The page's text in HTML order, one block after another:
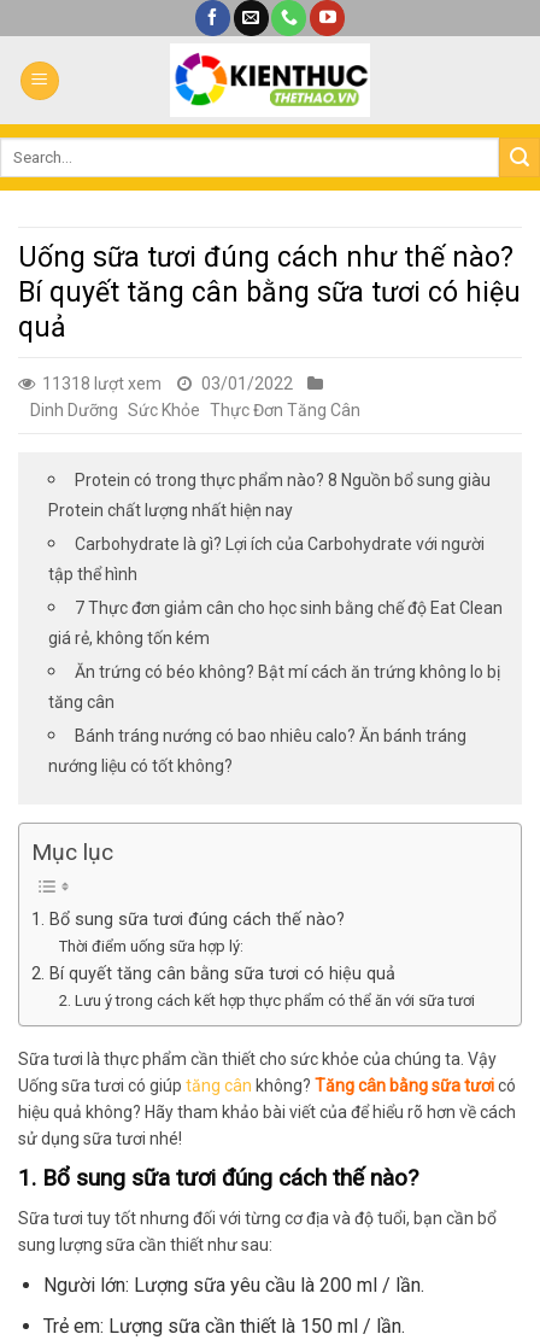
qua
nội
dung
Uống sữa tươi đúng cách như thế nào?
Bí quyết tăng cân bằng sữa tươi có hiệu
quả
11318 lượt xem
03/01/2022
Dinh Dưỡng Sức Khỏe Thực Đơn Tăng Cân
Protein có trong thực phẩm nào? 8 Nguồn bổ sung giàu
Protein chất lượng nhất hiện nay
Carbohydrate là gì? Lợi ích của Carbohydrate với người
tập thể hình
7 Thực đơn giảm cân cho học sinh bằng chế độ Eat Clean
giá rẻ, không tốn kém
Ăn trứng có béo không? Bật mí cách ăn trứng không lo bị
tăng cân
Bánh tráng nướng có bao nhiêu calo? Ăn bánh tráng
nướng liệu có tốt không?
Mục lục
1. Bổ sung sữa tươi đúng cách thế nào?
Thời điểm uống sữa hợp lý:
2. Bí quyết tăng cân bằng sữa tươi có hiệu quả
2. Lưu ý trong cách kết hợp thực phẩm có thể ăn với sữa tươi
Sữa tươi là thực phẩm cần thiết cho sức khỏe của chúng ta. Vậy
Uống sữa tươi có giúp tăng cân không? Tăng cân bằng sữa tươicó
hiệu quả không? Hãy tham khảo bài viết của để hiểu rõ hơn về cách
sử dụng sữa tươi nhé!
1. Bổ sung sữa tươi đúng cách thế nào?
Sữa tươi tuy tốt nhưng đối với từng cơ địa và độ tuổi, bạn cần bổ
sung lượng sữa cần thiết như sau:
Người lớn: Lượng sữa yêu cầu là 200 ml / lần.
Trẻ em: Lượng sữa cần thiết là 150 ml / lần.